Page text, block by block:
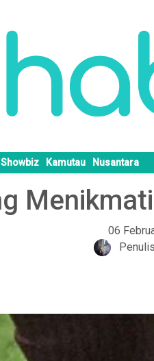
Showbiz Kamutau Nusantara
06